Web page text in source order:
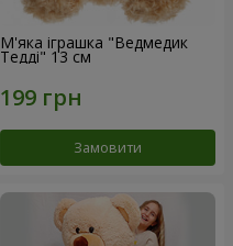
М'яка іграшка "Ведмедик
Тедді" 13 см
Замовити